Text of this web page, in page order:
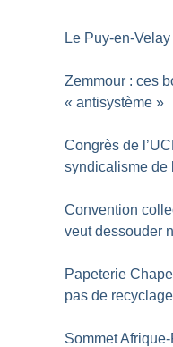
Le Puy-en-
Zemmour : ces
« antisystème »
Congrès de
syndicalisme de
Convention
veut dessouder
Papeterie
pas de recyclage
Sommet